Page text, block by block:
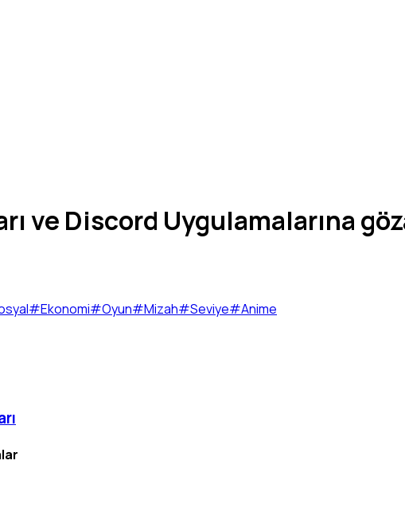
ve Discord Uygulamalarına
#Ekonomi#Oyun#Mizah#Seviye#Anime